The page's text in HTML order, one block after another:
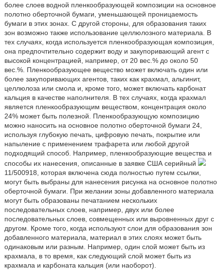
более слоев водной пленкообразующей композиции на основное
полотно оберточной бумаги, уменьшающей проницаемость
бумаги в этих зонах. С другой стороны, для образования таких
зон возможно также использование целлюлозного материала. В
тех случаях, когда используется пленкообразующая композиция,
она предпочтительно содержит воду и закупоривающий агент с
высокой концентрацией, например, от 20 вес.% до около 50
вес.%. Пленкообразующее вещество может включать один или
более закупоривающих агентов, таких как крахмал, альгинит,
целлюлоза или смола и, кроме того, может включать карбонат
кальция в качестве наполнителя. В тех случаях, когда крахмал
является пленкообразующим веществом, концентрация около
24% может быть полезной. Пленкообразующую композицию
можно наносить на основное полотно оберточной бумаги 24,
используя глубокую печать, цифровую печать, покрытие или
напыление с применением трафарета или любой другой
подходящий способ. Например, пленкообразующие вещества и
способы их нанесения, описанные в заявке США серийный
11/500918, которая включена сюда полностью путем ссылки,
могут быть выбраны для нанесения рисунка на основное полотно
оберточной бумаги. При желании зоны добавленного материала
могут быть образованы печатанием нескольких
последовательных слоев, например, двух или более
последовательных слоев, совмещенных или выровненных друг с
другом. Кроме того, когда используют слои для образования зон
добавленного материала, материал в этих слоях может быть
одинаковым или разным. Например, один слой может быть из
крахмала, в то время, как следующий слой может быть из
крахмала и карбоната кальция (или наоборот).